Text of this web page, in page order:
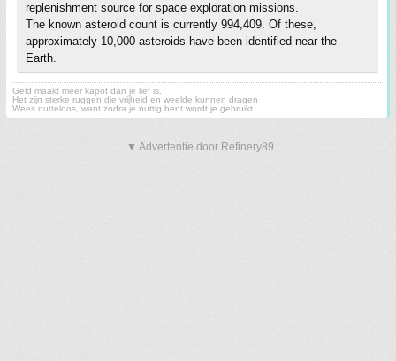
replenishment source for space exploration missions.
The known asteroid count is currently 994,409. Of these,
approximately 10,000 asteroids have been identified near the
Earth.
Geld maakt meer kapot dan je lief is.
Het zijn sterke ruggen die vrijheid en weelde kunnen dragen
Wees nutteloos, want zodra je nuttig bent wordt je gebruikt
▼ Advertentie door Refinery89